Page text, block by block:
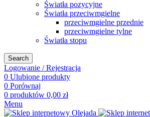
Światła pozycyjne
Światła przeciwmgielne
przeciwmgielne przednie
przeciwmgielne tylne
Światła stopu
Search
Logowanie / Rejestracja
0 Ulubione produkty
0 Porównaj
0 produktów 0,00 zł
Menu